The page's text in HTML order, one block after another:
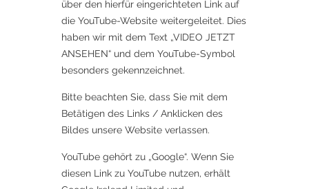
über den hierfür eingerichteten Link auf
die YouTube-Website weitergeleitet. Dies
haben wir mit dem Text „VIDEO JETZT
ANSEHEN“ und dem YouTube-Symbol
besonders gekennzeichnet.
Bitte beachten Sie, dass Sie mit dem
Betätigen des Links / Anklicken des
Bildes unsere Website verlassen.
YouTube gehört zu „Google“. Wenn Sie
diesen Link zu YouTube nutzen, erhält